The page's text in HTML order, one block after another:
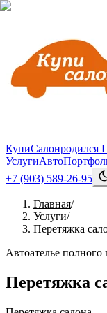
КупиСалонродился
УслугиАвто
+7 (903) 589-26-95
Главная/
Услуги/
Перетяжка
Автоателье полного
Перетяжка